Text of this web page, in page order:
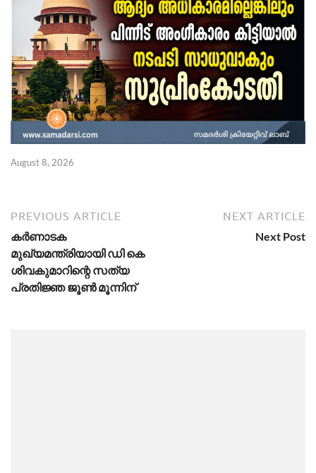
August 8, 2026
PREVIOUS ARTICLE
കര്‍ണാടക
മുഖ്യമന്ത്രിയായി ഡി കെ
ശിവകുമാറിന്റെ സത്യ
പ്രതിജ്ഞ ജൂണ്‍ മൂന്നിന്
NEXT ARTICLE
Next Post